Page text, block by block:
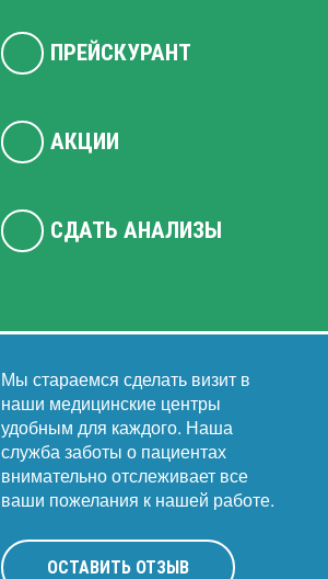
ПРЕЙСКУРАНТ
АКЦИИ
СДАТЬ АНАЛИЗЫ
Мы стараемся сделать визит в
наши медицинские центры
удобным для каждого. Наша
служба заботы о пациентах
внимательно отслеживает все
ваши пожелания к нашей работе.
ОСТАВИТЬ ОТЗЫВ